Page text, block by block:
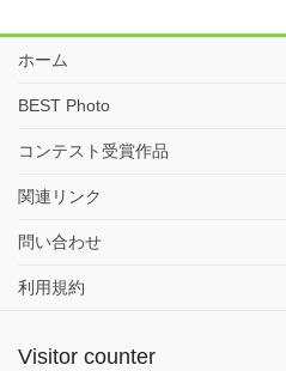
ホーム
BEST Photo
コンテスト受賞作品
関連リンク
問い合わせ
利用規約
Visitor counter